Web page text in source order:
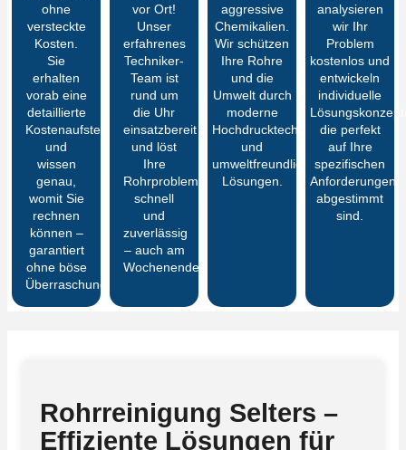
ohne
versteckte
Kosten.
Sie
erhalten
vorab eine
detaillierte
Kostenaufstellung
und
wissen
genau,
womit Sie
rechnen
können –
garantiert
ohne böse
Überraschungen
vor Ort!
Unser
erfahrenes
Techniker-
Team ist
rund um
die Uhr
einsatzbereit
und löst
Ihre
Rohrprobleme
schnell
und
zuverlässig
– auch am
Wochenende.
aggressive
Chemikalien.
Wir schützen
Ihre Rohre
und die
Umwelt durch
moderne
Hochdrucktechnik
und
umweltfreundliche
Lösungen.
analysieren
wir Ihr
Problem
kostenlos und
entwickeln
individuelle
die perfekt
auf Ihre
spezifischen
Anforderungen
abgestimmt
sind.
Rohrreinigung Selters –
Effiziente Lösungen für